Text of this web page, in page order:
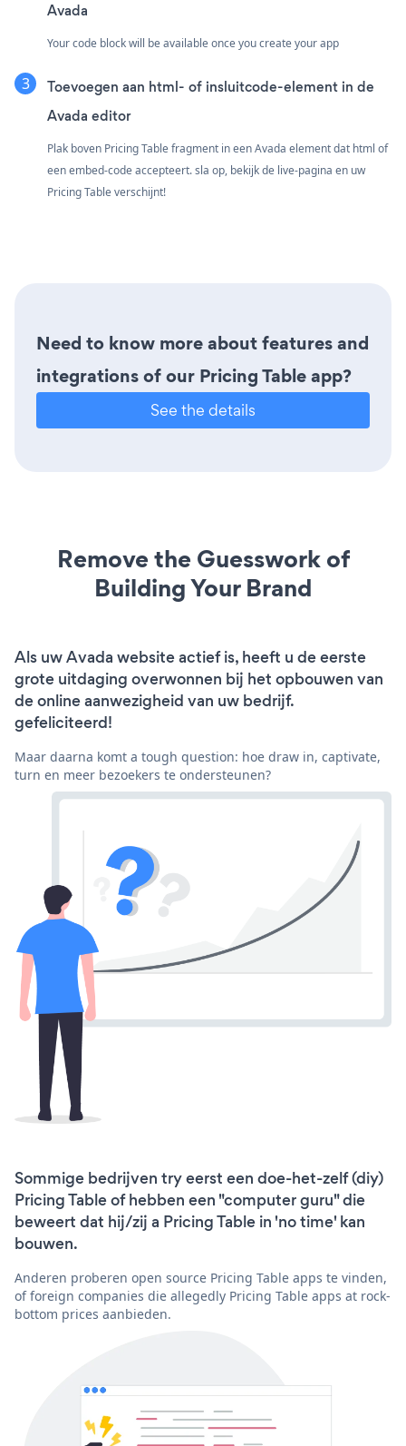
Avada
Your code block will be available once you create your app
Toevoegen aan html- of insluitcode-element in de
Avada editor
Plak boven Pricing Table fragment in een Avada element dat html of
een embed-code accepteert. sla op, bekijk de live-pagina en uw
Pricing Table verschijnt!
Need to know more about features and
integrations of our Pricing Table app?
See the details
Remove the Guesswork of
Building Your Brand
Als uw Avada website actief is, heeft u de eerste
grote uitdaging overwonnen bij het opbouwen van
de online aanwezigheid van uw bedrijf.
gefeliciteerd!
Maar daarna komt a tough question: hoe draw in, captivate,
turn en meer bezoekers te ondersteunen?
Sommige bedrijven try eerst een doe-het-zelf (diy)
Pricing Table of hebben een "computer guru" die
beweert dat hij/zij a Pricing Table in 'no time' kan
bouwen.
Anderen proberen open source Pricing Table apps te vinden,
of foreign companies die allegedly Pricing Table apps at rock-
bottom prices aanbieden.